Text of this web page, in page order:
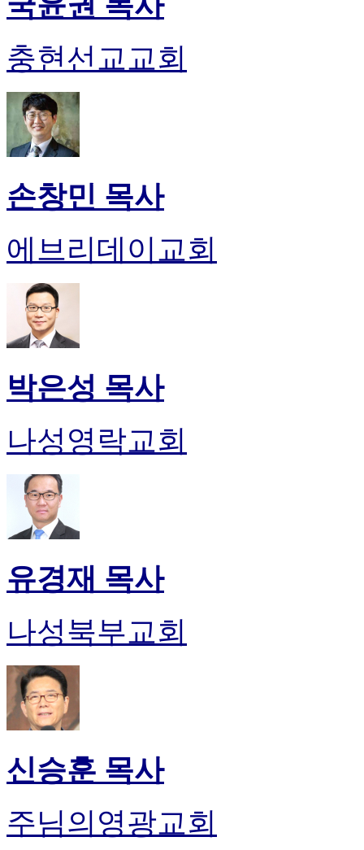
충현선교교회
손창민 목사
에브리데이교회
박은성 목사
나성영락교회
유경재 목사
나성북부교회
신승훈 목사
주님의영광교회